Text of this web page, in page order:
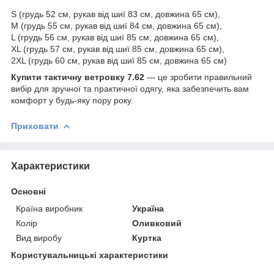
S (грудь 52 см, рукав від шиї 83 см, довжина 65 см),
M (грудь 55 см, рукав від шиї 84 см, довжина 65 см),
L (грудь 56 см, рукав від шиї 85 см, довжина 65 см),
XL (грудь 57 см, рукав від шиї 85 см, довжина 65 см),
2XL (грудь 60 см, рукав від шиї 85 см, довжина 65 см)
Купити тактичну ветровку 7.62 — це зробити правильний
вибір для зручної та практичної одягу, яка забезпечить вам
комфорт у будь-яку пору року.
Приховати
Характеристики
Основні
Країна виробник
Україна
Колір
Оливковий
Вид виробу
Куртка
Користувальницькі характеристики